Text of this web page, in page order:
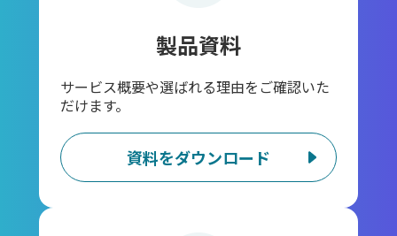
製品資料
サービス概要や選ばれる理由をご確認いた
だけます。
資料をダウンロード